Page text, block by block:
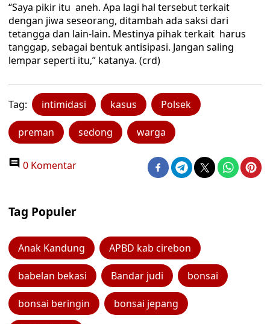
“Saya pikir itu aneh. Apa lagi hal tersebut terkait
dengan jiwa seseorang, ditambah ada saksi dari
tetangga dan lain-lain. Mestinya pihak terkait harus
tanggap, sebagai bentuk antisipasi. Jangan saling
lempar seperti itu,” katanya. (crd)
Tag: intimidasi kasus Polsek
preman sedong warga
0 Komentar
Tag Populer
Anak Kandung APBD kab cirebon
babelan bekasi Bandar judi bonsai
bonsai beringin bonsai jepang